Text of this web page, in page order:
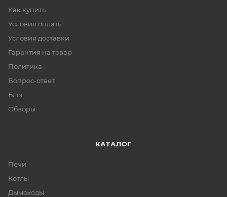
Как купить
Условия оплаты
Условия доставки
Гарантия на товар
Политика
Вопрос-ответ
Блог
Обзоры
КАТАЛОГ
Печи
Котлы
Дымоходы